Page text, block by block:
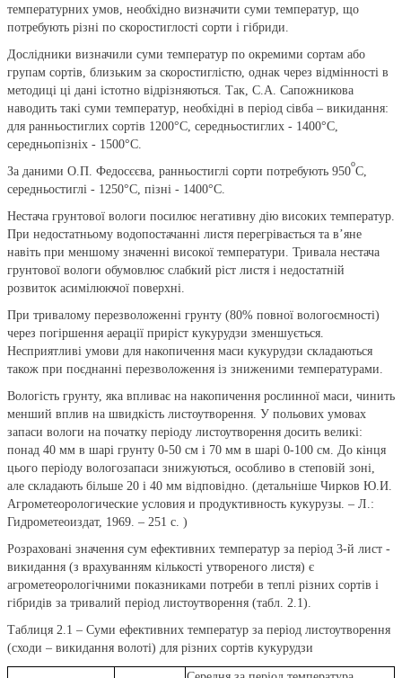
температурних умов, необхідно визначити суми температур, що
потребують різні по скоростиглості сорти і гібриди.
Дослідники визначили суми температур по окремими сортам або
групам сортів, близьким за скоростиглістю, однак через відмінності в
методиці ці дані істотно відрізняються. Так, С.А. Сапожникова
наводить такі суми температур, необхідні в період сівба – викидання:
для ранньостиглих cортів 1200°С, середньостиглих - 1400°С,
середньопізніх - 1500°С.
За даними О.П. Федосєєва, ранньостиглі сорти потребують 950
о
С,
середньостиглі - 1250°С, пізні - 1400°С.
Нестача грунтової вологи посилює негативну дію високих температур.
При недостатньому водопостачанні листя перегрівається та в’яне
навіть при меншому значенні високої температури. Тривала нестача
грунтової вологи обумовлює слабкий ріст листя і недостатній
розвиток асимілюючої поверхні.
При тривалому перезволоженні грунту (80% повної вологоємності)
через погіршення аерації приріст кукурудзи зменшується.
Несприятливі умови для накопичення маси кукурудзи складаються
також при поєднанні перезволоження із зниженими температурами.
Вологість грунту, яка впливає на накопичення рослинної маси, чинить
менший вплив на швидкість листоутворення. У польових умовах
запаси вологи на початку періоду листоутворення досить великі:
понад 40 мм в шарі грунту 0-50 см і 70 мм в шарі 0-100 см. До кінця
цього періоду вологозапаси знижуються, особливо в степовій зоні,
але складають більше 20 і 40 мм відповідно. (детальніше Чирков Ю.И.
Агрометеорологические условия и продуктивность кукурузы. – Л.:
Гидрометеоиздат, 1969. – 251 с. )
Розраховані значення сум ефективних температур за період 3-й лист -
викидання (з врахуванням кількості утвореного листя) є
агрометеорологічними показниками потреби в теплі різних сортів і
гібридів за тривалий період листоутворення (табл. 2.1).
Таблиця 2.1 – Суми ефективних температур за період листоутворення
(сходи – викидання волоті) для різних сортів кукурудзи